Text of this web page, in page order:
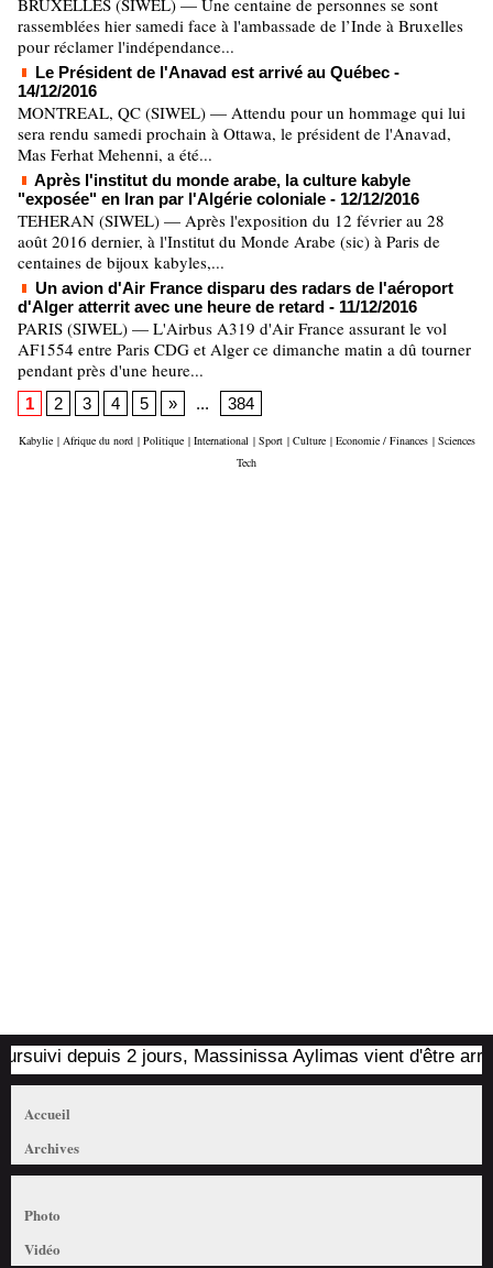
BRUXELLES (SIWEL) — Une centaine de personnes se sont
rassemblées hier samedi face à l'ambassade de l’Inde à Bruxelles
pour réclamer l'indépendance...
Le Président de l'Anavad est arrivé au Québec -
14/12/2016
MONTREAL, QC (SIWEL) — Attendu pour un hommage qui lui
sera rendu samedi prochain à Ottawa, le président de l'Anavad,
Mas Ferhat Mehenni, a été...
Après l'institut du monde arabe, la culture kabyle
"exposée" en Iran par l'Algérie coloniale - 12/12/2016
TEHERAN (SIWEL) — Après l'exposition du 12 février au 28
août 2016 dernier, à l'Institut du Monde Arabe (sic) à Paris de
centaines de bijoux kabyles,...
Un avion d'Air France disparu des radars de l'aéroport
d'Alger atterrit avec une heure de retard - 11/12/2016
PARIS (SIWEL) — L'Airbus A319 d'Air France assurant le vol
AF1554 entre Paris CDG et Alger ce dimanche matin a dû tourner
pendant près d'une heure...
1 2 3 4 5 » ... 384
Kabylie | Afrique du nord | Politique | International | Sport | Culture | Economie / Finances | Sciences
Tech
depuis 2 jours, Massinissa Aylimas vient d'être arrêté
Accueil
Archives
Photo
Vidéo